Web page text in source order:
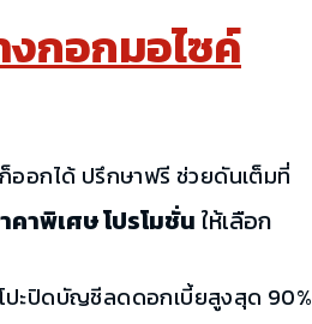
งกอกมอไซค์
ออกได้ ปรึกษาฟรี ช่วยดันเต็มที่
คาพิเศษ โปรโมชั่นให้เลือก
ปะปิดบัญชีลดดอกเบี้ยสูงสุด 90%